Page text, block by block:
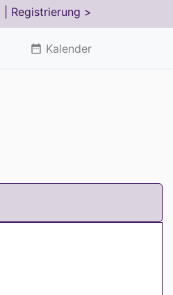
| Registrierung >
date_range Kalender